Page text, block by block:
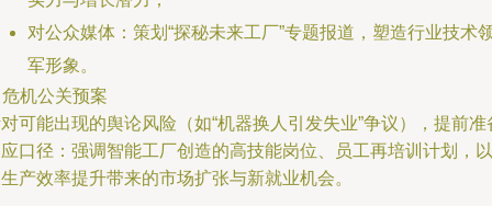
对公众媒体：策划“探秘未来工厂”专题报道，塑造行业技术
军形象。
机公关预案
可能出现的舆论风险（如“机器换人引发失业”争议），提前准
口径：强调智能工厂创造的高技能岗位、员工再培训计划，以
产效率提升带来的市场扩张与新就业机会。